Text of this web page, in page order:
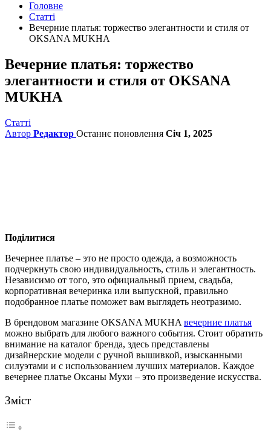
Головне
Статті
Вечерние платья: торжество элегантности и стиля от
OKSANA MUKHA
Вечерние платья: торжество
элегантности и стиля от OKSANA
MUKHA
Статті
Автор Редактор Останнє поновлення Січ 1, 2025
Поділитися
Вечернее платье – это не просто одежда, а возможность
подчеркнуть свою индивидуальность, стиль и элегантность.
Независимо от того, это официальный прием, свадьба,
корпоративная вечеринка или выпускной, правильно
подобранное платье поможет вам выглядеть неотразимо.
В брендовом магазине OKSANA MUKHA вечерние платья
можно выбрать для любого важного события. Стоит обратить
внимание на каталог бренда, здесь представлены
дизайнерские модели с ручной вышивкой, изысканными
силуэтами и с использованием лучших материалов. Каждое
вечернее платье Оксаны Мухи – это произведение искусства.
Зміст